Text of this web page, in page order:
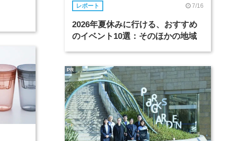
レポート 7/16
2026年夏休みに行ける、おすすめ
のイベント10選：そのほかの地域
PR